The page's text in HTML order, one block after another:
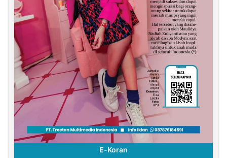
E-Koran